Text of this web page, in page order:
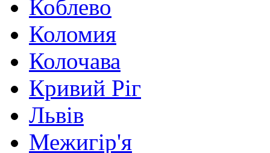
Коблево
Коломия
Колочава
Кривий Ріг
Львів
Межигір'я